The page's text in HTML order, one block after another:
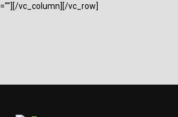
vc_column][/vc_row]